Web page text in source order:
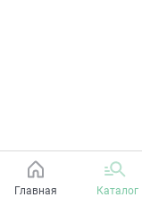
Главная Каталог